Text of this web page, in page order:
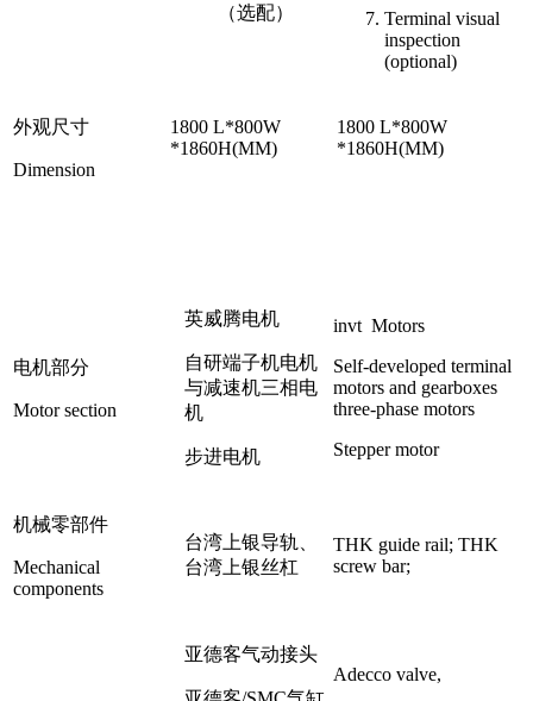
（选配）
Terminal visual
inspection
(optional)
外观尺寸
Dimension
1800 L*800W
*1860H(MM)
1800 L*800W
*1860H(MM)
电机部分
Motor section
英威腾电机
自研端子机电机
与减速机三相电
机
步进电机
invt Motors
Self-developed terminal
motors and gearboxes
three-phase motors
Stepper motor
机械零部件
Mechanical
components
台湾上银导轨、
台湾上银丝杠
THK guide rail; THK
screw bar;
亚德客气动接头
Adecco valve,